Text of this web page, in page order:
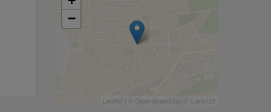
−
Leaflet | © OpenStreetMap © CartoDB